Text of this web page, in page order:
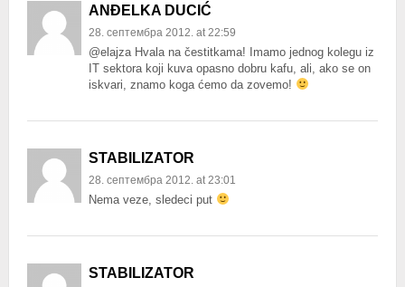
ANĐELKA DUCIĆ
28. септембра 2012. at 22:59
@elajza Hvala na čestitkama! Imamo jednog kolegu iz
IT sektora koji kuva opasno dobru kafu, ali, ako se on
iskvari, znamo koga ćemo da zovemo!
STABILIZATOR
28. септембра 2012. at 23:01
Nema veze, sledeci put
STABILIZATOR